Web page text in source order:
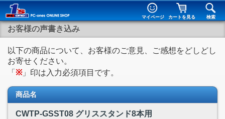
マイページ カートを見る 検索
お客様の声書き込み
以下の商品について、お客様のご意見、ご感想をどしどし
お寄せください。
「 ※」印は入力必須項目です。
商品名
CWTP-GSST08 グリススタンド8本用